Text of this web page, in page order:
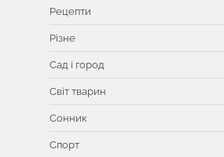
Рецепти
Різне
Сад і город
Світ тварин
Сонник
Спорт